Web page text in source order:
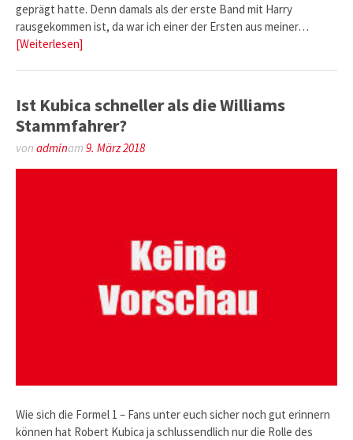
geprägt hatte. Denn damals als der erste Band mit Harry
rausgekommen ist, da war ich einer der Ersten aus meiner…
[Weiterlesen]
Ist Kubica schneller als die Williams
Stammfahrer?
von adminam 9. März 2018
Wie sich die Formel 1 – Fans unter euch sicher noch gut erinnern
können hat Robert Kubica ja schlussendlich nur die Rolle des